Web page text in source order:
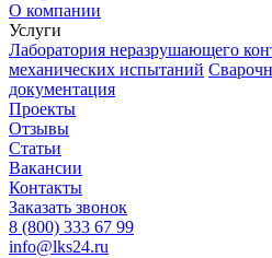
О компании
Услуги
Лаборатория неразрушающего
механических испытаний
документация
Проекты
Отзывы
Статьи
Вакансии
Контакты
Заказать звонок
8 (800) 333 67 99
info@lks24.ru